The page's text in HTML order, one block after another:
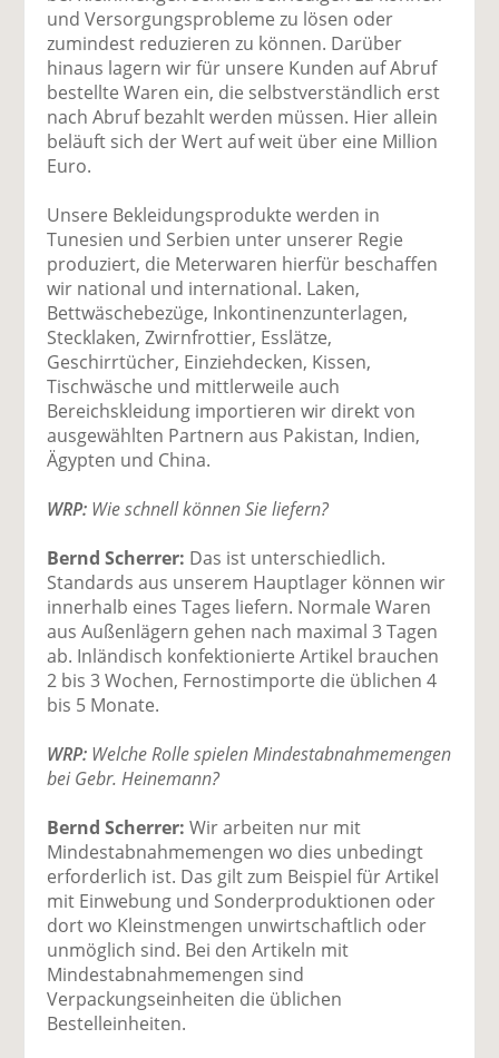
und Versorgungsprobleme zu lösen oder
zumindest reduzieren zu können. Darüber
hinaus lagern wir für unsere Kunden auf Abruf
bestellte Waren ein, die selbstverständlich erst
nach Abruf bezahlt werden müssen. Hier allein
beläuft sich der Wert auf weit über eine Million
Euro.
Unsere Bekleidungsprodukte werden in
Tunesien und Serbien unter unserer Regie
produziert, die Meterwaren hierfür beschaffen
wir national und international. Laken,
Bettwäschebezüge, Inkontinenzunterlagen,
Stecklaken, Zwirnfrottier, Esslätze,
Geschirrtücher, Einziehdecken, Kissen,
Tischwäsche und mittlerweile auch
Bereichskleidung importieren wir direkt von
ausgewählten Partnern aus Pakistan, Indien,
Ägypten und China.
WRP: Wie schnell können Sie liefern?
Bernd Scherrer: Das ist unterschiedlich.
Standards aus unserem Hauptlager können wir
innerhalb eines Tages liefern. Normale Waren
aus Außenlägern gehen nach maximal 3 Tagen
ab. Inländisch konfektionierte Artikel brauchen
2 bis 3 Wochen, Fernostimporte die üblichen 4
bis 5 Monate.
WRP: Welche Rolle spielen Mindestabnahmemengen
bei Gebr. Heinemann?
Bernd Scherrer: Wir arbeiten nur mit
Mindestabnahmemengen wo dies unbedingt
erforderlich ist. Das gilt zum Beispiel für Artikel
mit Einwebung und Sonderproduktionen oder
dort wo Kleinstmengen unwirtschaftlich oder
unmöglich sind. Bei den Artikeln mit
Mindestabnahmemengen sind
Verpackungseinheiten die üblichen
Bestelleinheiten.